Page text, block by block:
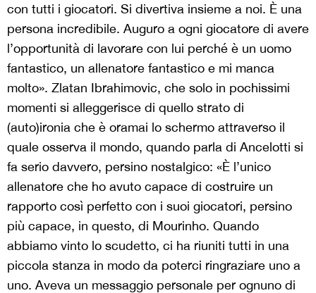
con tutti i giocatori. Si divertiva insieme a noi. È una
persona incredibile. Auguro a ogni giocatore di avere
l’opportunità di lavorare con lui perché è un uomo
fantastico, un allenatore fantastico e mi manca
molto». Zlatan Ibrahimovic, che solo in pochissimi
momenti si alleggerisce di quello strato di
(auto)ironia che è oramai lo schermo attraverso il
quale osserva il mondo, quando parla di Ancelotti si
fa serio davvero, persino nostalgico: «È l’unico
allenatore che ho avuto capace di costruire un
rapporto così perfetto con i suoi giocatori, persino
più capace, in questo, di Mourinho. Quando
abbiamo vinto lo scudetto, ci ha riuniti tutti in una
piccola stanza in modo da poterci ringraziare uno a
uno. Aveva un messaggio personale per ognuno di